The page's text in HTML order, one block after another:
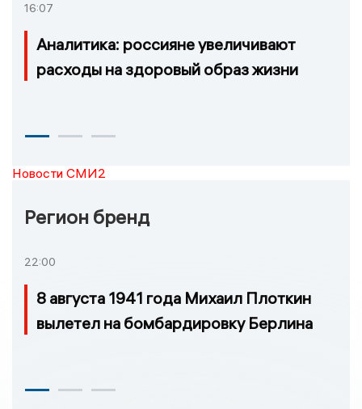
16:07
Аналитика: россияне увеличивают
расходы на здоровый образ жизни
Новости СМИ2
Регион бренд
22:00
8 августа 1941 года Михаил Плоткин
вылетел на бомбардировку Берлина